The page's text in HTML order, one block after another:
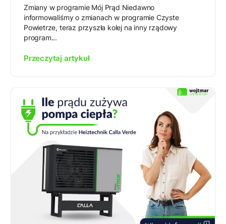
Zmiany w programie Mój Prąd Niedawno
informowaliśmy o zmianach w programie Czyste
Powietrze, teraz przyszła kolej na inny rządowy
program...
Przeczytaj artykuł